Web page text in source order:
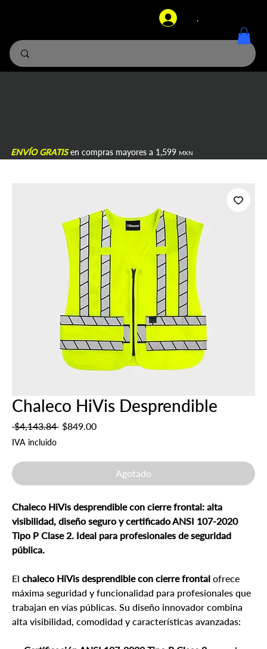
.
Chaleco HiVis Desprendible
$4,143.84 Precio
$849.00Precio
IVA incluido
Agotado
Chaleco HiVis desprendible con cierre frontal: alta
visibilidad, diseño seguro y certificado ANSI 107-2020
Tipo P Clase 2. Ideal para profesionales de seguridad
pública.
El chaleco HiVis desprendible con cierre frontal ofrece
máxima seguridad y funcionalidad para profesionales que
trabajan en vías públicas. Su diseño innovador combina
alta visibilidad, comodidad y características avanzadas:
ENVÍO GRATISen compras mayores a 1,599 MXN